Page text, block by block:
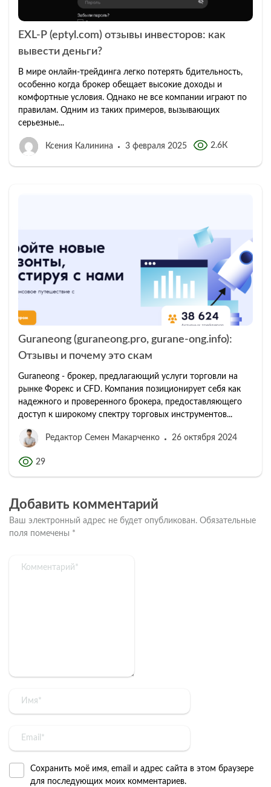
EXL-P (eptyl.com) отзывы инвесторов: как
вывести деньги?
В мире онлайн-трейдинга легко потерять бдительность,
особенно когда брокер обещает высокие доходы и
комфортные условия. Однако не все компании играют по
правилам. Одним из таких примеров, вызывающих
серьезные...
Ксения Калинина 3 февраля 2025 2.6К
Guraneong (guraneong.pro, gurane-ong.info):
Отзывы и почему это скам
Guraneong - брокер, предлагающий услуги торговли на
рынке Форекс и CFD. Компания позиционирует себя как
надежного и проверенного брокера, предоставляющего
доступ к широкому спектру торговых инструментов...
Редактор Семен Макарченко 26 октября 2024
29
Добавить комментарий
Ваш электронный адрес не будет опубликован. Обязательные
поля помечены *
Сохранить моё имя, email и адрес сайта в этом браузере
для последующих моих комментариев.